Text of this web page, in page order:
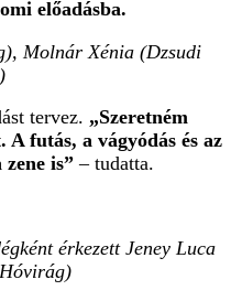
előadásba.
Molnár Xénia (Dzsudi
tervez. „Szeretném
futás, a vágyódás és az
is” – tudatta.
érkezett Jeney Luca